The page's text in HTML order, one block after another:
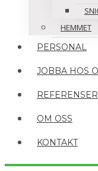
HEMMET
PERSONAL
JOBBA HOS
REFERENSER
OM OSS
KONTAKT